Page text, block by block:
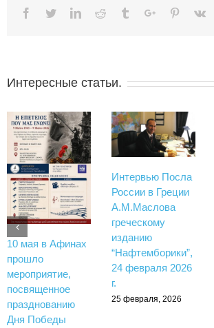
Facebook
TwitterLinkedinReddit TumblrGoogle+Pinterest
Vk
Интересные статьи.
10 мая в Афинах
прошло
мероприятие,
посвященное
празднованию
Дня Победы
Интервью Посла
России в Греции
А.М.Маслова
греческому
изданию
“Нафтемборики”,
24 февраля 2026
г.
25 февраля, 2026